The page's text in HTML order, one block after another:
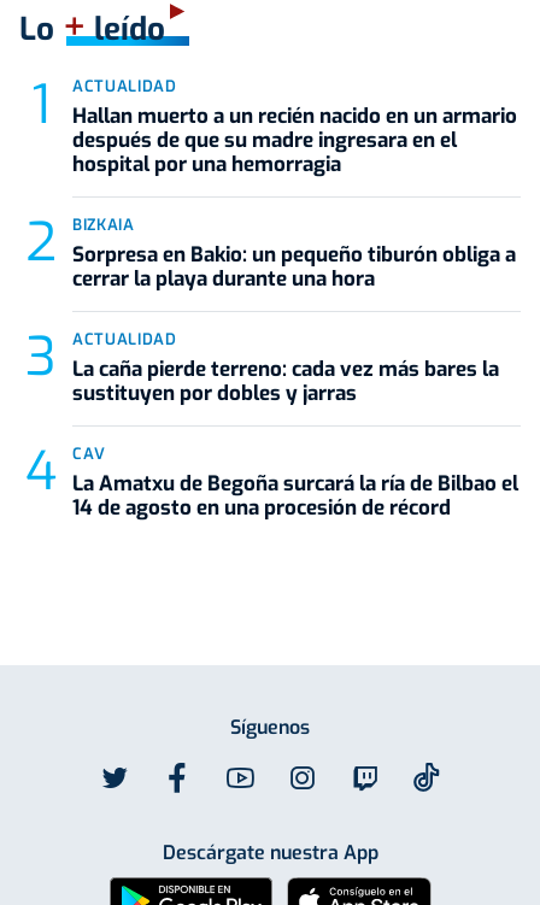
Lo +leído
ACTUALIDAD
Hallan muerto a un recién nacido en un armario
después de que su madre ingresara en el
hospital por una hemorragia
BIZKAIA
Sorpresa en Bakio: un pequeño tiburón obliga a
cerrar la playa durante una hora
ACTUALIDAD
La caña pierde terreno: cada vez más bares la
sustituyen por dobles y jarras
CAV
La Amatxu de Begoña surcará la ría de Bilbao el
14 de agosto en una procesión de récord
Síguenos
Descárgate nuestra App